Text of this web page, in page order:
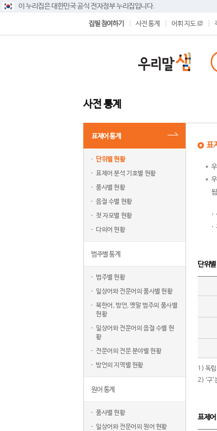
이 누리집은 대한민국 공식 전자정부 누리집입니다.
집필 참여하기 사전 통계 어휘 지도
사전 통계
표제어 통계
단위별 현황
표제어 분석 기호별 현황
품사별 현황
음절 수별 현황
첫 자모별 현황
다의어 현황
범주별 통계
범주별 현황
일상어와 전문어의 품사별 현황
북한어, 방언, 옛말 범주의 품사별
현황
일상어와 전문어의 음절 수별 현
황
전문어의 전문 분야별 현황
방언의 지역별 현황
원어 통계
품사별 현황
일상어와 전문어의 원어 현황
표
단위
1) 독립
2) ‘구
표제